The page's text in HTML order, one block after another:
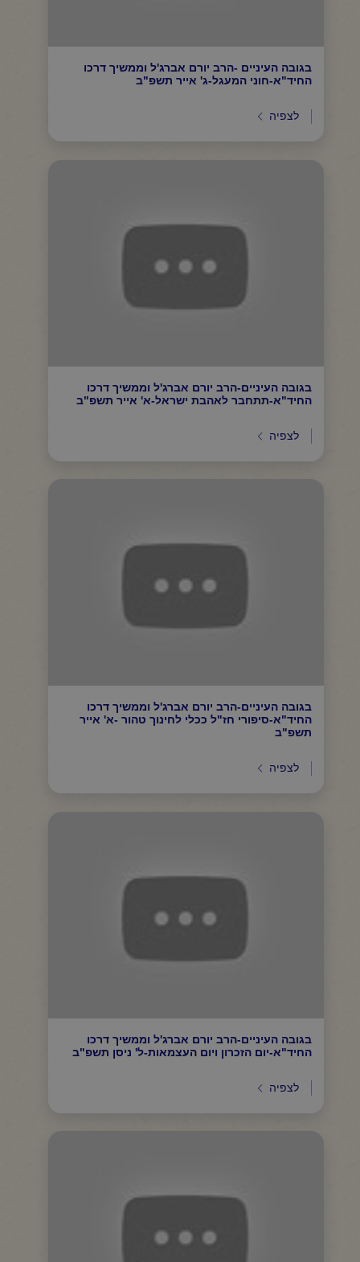
בגובה העיניים -הרב יורם אברג'ל וממשיך דרכו
החיד"א-חוני המעגל-ג' אייר תשפ"ב
לצפיה
בגובה העיניים-הרב יורם אברג'ל וממשיך דרכו
החיד"א-תתחבר לאהבת ישראל-א' אייר תשפ"ב
לצפיה
בגובה העיניים-הרב יורם אברג'ל וממשיך דרכו
החיד"א-סיפורי חז"ל ככלי לחינוך טהור -א' אייר
תשפ"ב
לצפיה
בגובה העיניים-הרב יורם אברג'ל וממשיך דרכו
החיד"א-יום הזכרון ויום העצמאות-ל' ניסן תשפ"ב
לצפיה